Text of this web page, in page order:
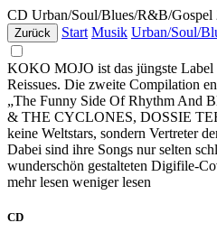
CD Urban/Soul/Blues/R&B/Gospel
Zurück Start Musik Urban/Soul/
KOKO MOJO ist das jüngste
Reissues. Die zweite Compilation
„The Funny Side Of Rhythm And
& THE CYCLONES, DOSSIE
keine Weltstars, sondern Vertreter
Dabei sind ihre Songs nur selten
wunderschön gestalteten Digifile-
mehr lesen weniger lesen
CD